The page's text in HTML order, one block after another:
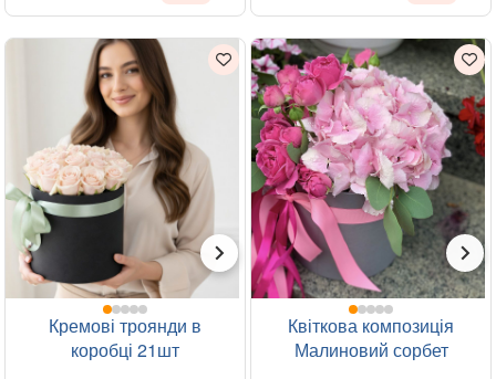
Кремові троянди в
коробці 21шт
Квіткова композиція
Малиновий сорбет